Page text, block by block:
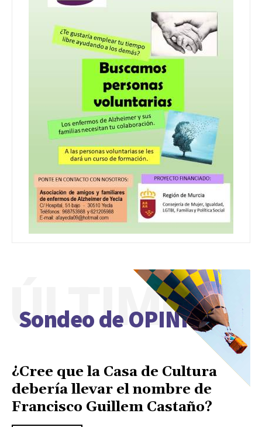
Sondeo de OPINIÓN
ÚLTIMO
¿Cree que la Casa de Cultura
debería llevar el nombre de
Francisco Guillem Castaño?